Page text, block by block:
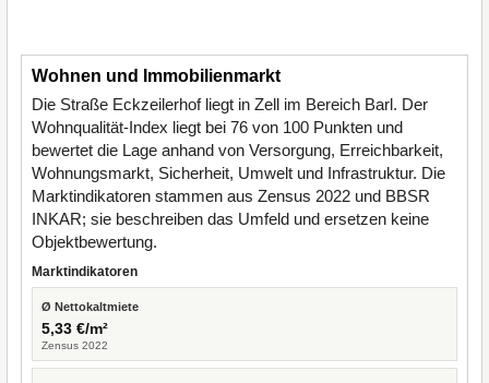
Wohnen und Immobilienmarkt
Die Straße Eckzeilerhof liegt in Zell im Bereich Barl. Der
Wohnqualität-Index liegt bei 76 von 100 Punkten und
bewertet die Lage anhand von Versorgung, Erreichbarkeit,
Wohnungsmarkt, Sicherheit, Umwelt und Infrastruktur. Die
Marktindikatoren stammen aus Zensus 2022 und BBSR
INKAR; sie beschreiben das Umfeld und ersetzen keine
Objektbewertung.
Marktindikatoren
Ø Nettokaltmiete
5,33 €/m²
Zensus 2022